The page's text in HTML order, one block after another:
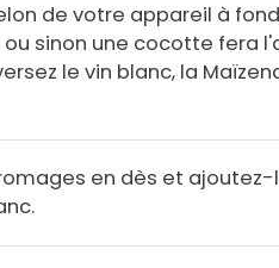
de votre appareil à
sinon une cocotte fera
le vin blanc, la
en dès et